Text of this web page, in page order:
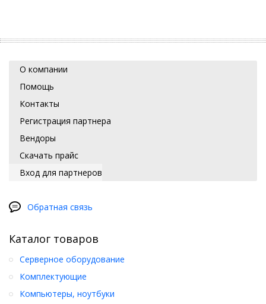
О компании
Помощь
Контакты
Регистрация партнера
Вендоры
Скачать прайс
Вход для партнеров
Обратная связь
Каталог товаров
Серверное оборудование
Комплектующие
Компьютеры, ноутбуки